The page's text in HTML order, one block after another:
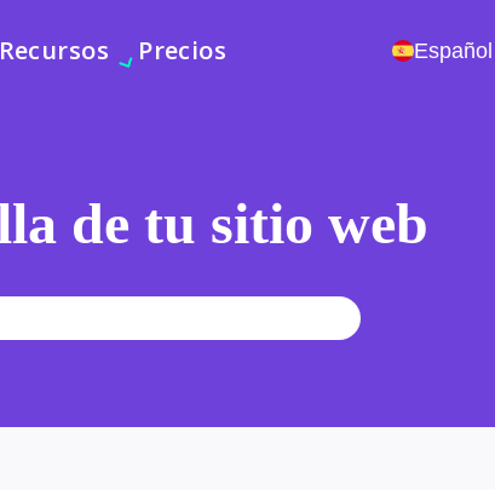
Recursos Precios Español
de tu sitio web